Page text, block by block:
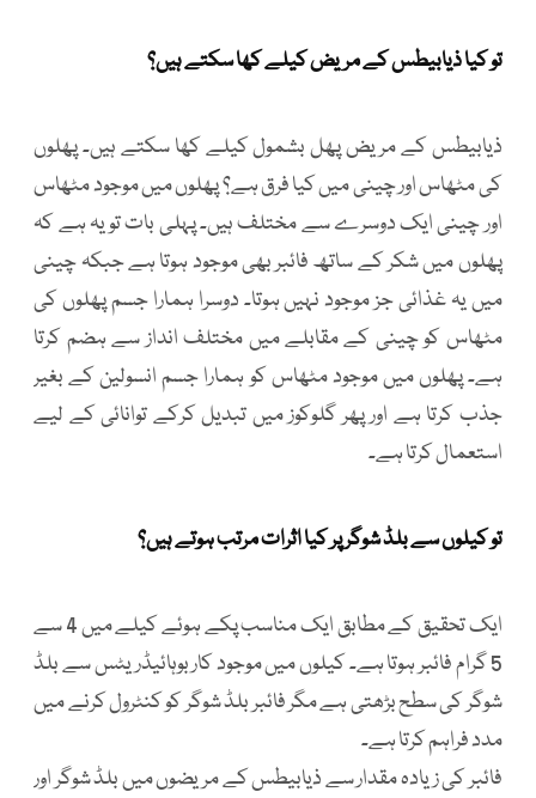
تو کیا ذیابیطس کے مریض کیلے کھا سکتے ہیں؟
ذیابیطس کے مریض پھل بشمول کیلے کھا سکتے ہیں۔ پھلوں
کی مٹھاس اور چینی میں کیا فرق ہے؟ پھلوں میں موجود مٹھاس
اور چینی ایک دوسرے سے مختلف ہیں۔ پہلی بات تو یہ ہے کہ
پھلوں میں شکر کے ساتھ فائبر بھی موجود ہوتا ہے جبکہ چینی
میں یہ غذائی جز موجود نہیں ہوتا۔ دوسرا ہمارا جسم پھلوں کی
مٹھاس کو چینی کے مقابلے میں مختلف انداز سے ہضم کرتا
ہے۔ پھلوں میں موجود مٹھاس کو ہمارا جسم انسولین کے بغیر
جذب کرتا ہے اور پھر گلوکوز میں تبدیل کرکے توانائی کے لیے
استعمال کرتا ہے۔
تو کیلوں سے بلڈ شوگر پر کیا اثرات مرتب ہوتے ہیں؟
ایک تحقیق کے مطابق ایک مناسب پکے ہوئے کیلے میں 4 سے
5 گرام فائبر ہوتا ہے۔ کیلوں میں موجود کاربوہائیڈریٹس سے بلڈ
شوگر کی سطح بڑھتی ہے مگر فائبر بلڈ شوگر کو کنٹرول کرنے میں
مدد فراہم کرتا ہے۔
فائبر کی زیادہ مقدار سے ذیابیطس کے مریضوں میں بلڈ شوگر اور